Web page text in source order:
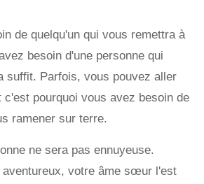
de quelqu'un qui vous remettra à
besoin d'une personne qui
suffit. Parfois, vous pouvez aller
c'est pourquoi vous avez besoin de
ramener sur terre.
ne sera pas ennuyeuse.
aventureux, votre âme sœur l'est